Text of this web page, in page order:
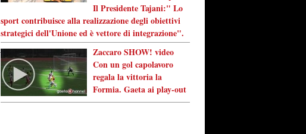
Il Presidente Tajani:" Lo
sport contribuisce alla realizzazione degli obiettivi
strategici dell'Unione ed è vettore di integrazione".
Zaccaro SHOW! video
Con un gol capolavoro
regala la vittoria la
Formia. Gaeta ai play-out